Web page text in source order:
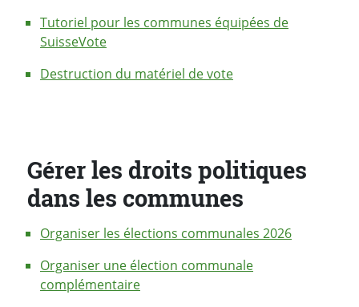
Tutoriel pour les communes équipées de
SuisseVote
Destruction du matériel de vote
Gérer les droits politiques
dans les communes
Organiser les élections communales 2026
Organiser une élection communale
complémentaire